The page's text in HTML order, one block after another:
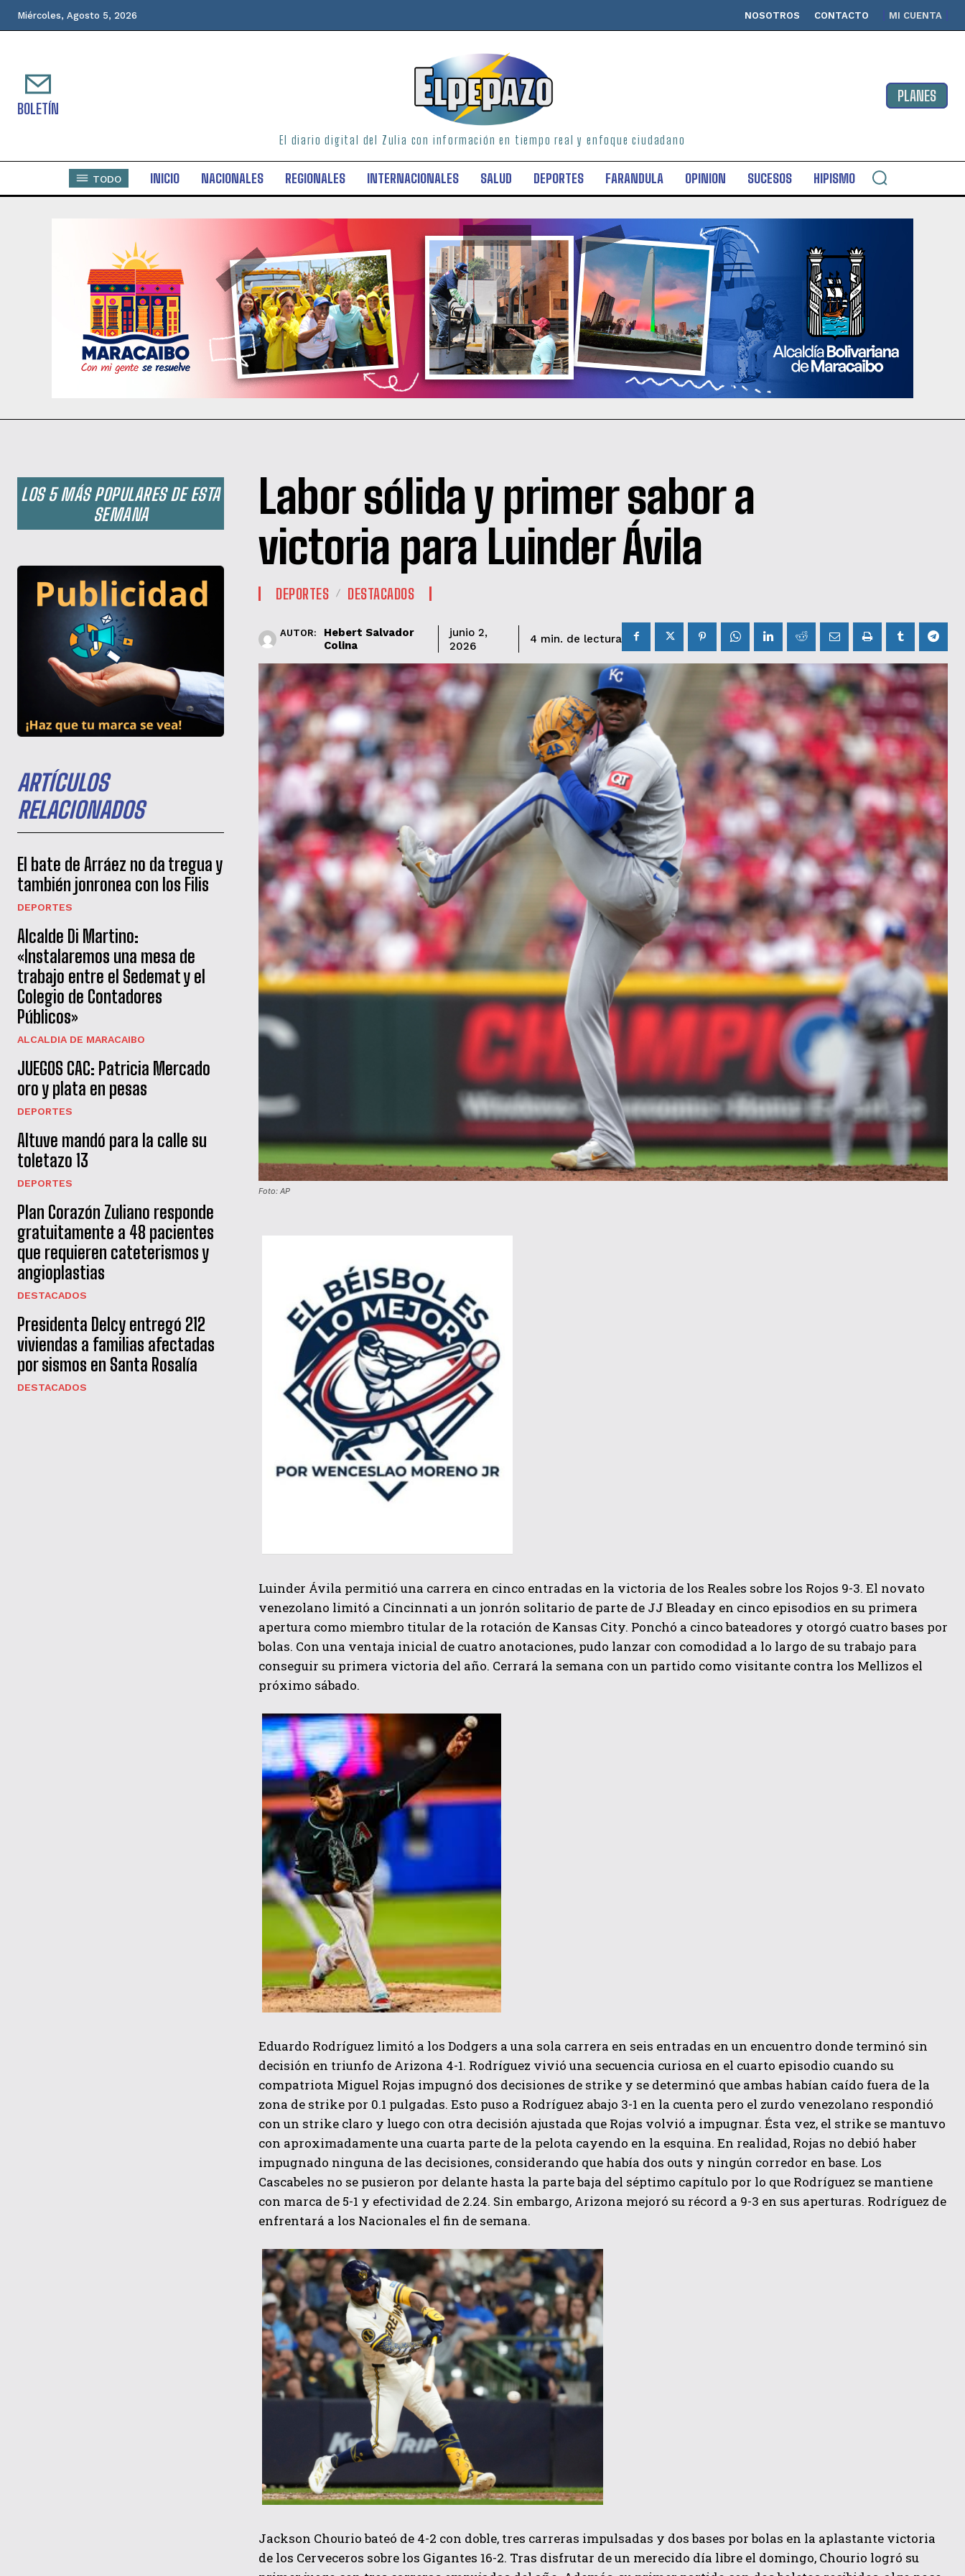
QUIERO SUSCRIBIRME
He leído y acepto lasPolítica de privacidad
Miércoles, Agosto 5, 2026 NOSOTROS CONTACTO MI CUENTA
BOLETÍN
El diario digital del Zulia con información en tiempo real y enfoque ciudadano
PLANES
TODO INICIO NACIONALES REGIONALES INTERNACIONALES SALUD DEPORTES FARANDULA OPINION SUCESOS HIPISMO
LOS 5 MÁS POPULARES DE ESTA
SEMANA
ARTÍCULOS
RELACIONADOS
El bate de Arráez no da tregua y
también jonronea con los Filis
DEPORTES
Alcalde Di Martino:
«Instalaremos una mesa de
trabajo entre el Sedemat y el
Colegio de Contadores
Públicos»
ALCALDIA DE MARACAIBO
JUEGOS CAC: Patricia Mercado
oro y plata en pesas
DEPORTES
Altuve mandó para la calle su
toletazo 13
DEPORTES
Plan Corazón Zuliano responde
gratuitamente a 48 pacientes
que requieren cateterismos y
angioplastias
DESTACADOS
Presidenta Delcy entregó 212
viviendas a familias afectadas
por sismos en Santa Rosalía
DESTACADOS
Labor sólida y primer sabor a
victoria para Luinder Ávila
DEPORTES DESTACADOS
AUTOR:
Hebert Salvador
Colina
junio 2,
2026
4 min. de lectura
Foto: AP
Luinder Ávila permitió una carrera en cinco entradas en la victoria de los Reales sobre los Rojos 9-3. El novato
venezolano limitó a Cincinnati a un jonrón solitario de parte de JJ Bleaday en cinco episodios en su primera
apertura como miembro titular de la rotación de Kansas City. Ponchó a cinco bateadores y otorgó cuatro bases por
bolas. Con una ventaja inicial de cuatro anotaciones, pudo lanzar con comodidad a lo largo de su trabajo para
conseguir su primera victoria del año. Cerrará la semana con un partido como visitante contra los Mellizos el
próximo sábado.
Eduardo Rodríguez limitó a los Dodgers a una sola carrera en seis entradas en un encuentro donde terminó sin
decisión en triunfo de Arizona 4-1. Rodríguez vivió una secuencia curiosa en el cuarto episodio cuando su
compatriota Miguel Rojas impugnó dos decisiones de strike y se determinó que ambas habían caído fuera de la
zona de strike por 0.1 pulgadas. Esto puso a Rodríguez abajo 3-1 en la cuenta pero el zurdo venezolano respondió
con un strike claro y luego con otra decisión ajustada que Rojas volvió a impugnar. Ésta vez, el strike se mantuvo
con aproximadamente una cuarta parte de la pelota cayendo en la esquina. En realidad, Rojas no debió haber
impugnado ninguna de las decisiones, considerando que había dos outs y ningún corredor en base. Los
Cascabeles no se pusieron por delante hasta la parte baja del séptimo capítulo por lo que Rodríguez se mantiene
con marca de 5-1 y efectividad de 2.24. Sin embargo, Arizona mejoró su récord a 9-3 en sus aperturas. Rodríguez de
enfrentará a los Nacionales el fin de semana.
Jackson Chourio bateó de 4-2 con doble, tres carreras impulsadas y dos bases por bolas en la aplastante victoria
de los Cerveceros sobre los Gigantes 16-2. Tras disfrutar de un merecido día libre el domingo, Chourio logró su